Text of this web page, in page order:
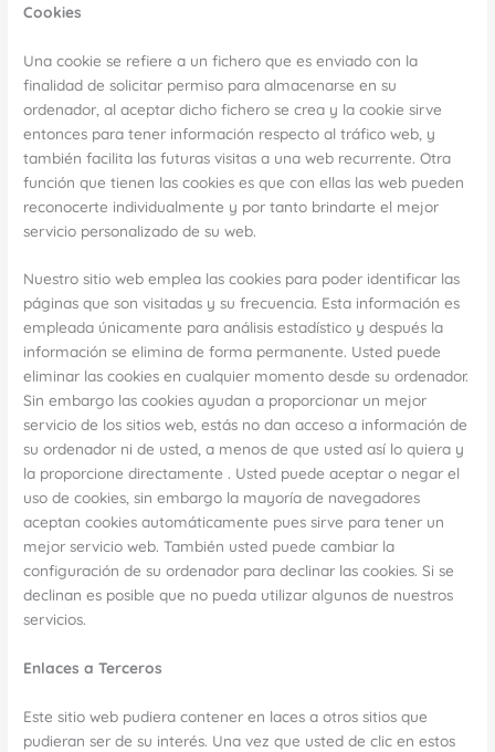
Cookies
Una cookie se refiere a un fichero que es enviado con la
finalidad de solicitar permiso para almacenarse en su
ordenador, al aceptar dicho fichero se crea y la cookie sirve
entonces para tener información respecto al tráfico web, y
también facilita las futuras visitas a una web recurrente. Otra
función que tienen las cookies es que con ellas las web pueden
reconocerte individualmente y por tanto brindarte el mejor
servicio personalizado de su web.
Nuestro sitio web emplea las cookies para poder identificar las
páginas que son visitadas y su frecuencia. Esta información es
empleada únicamente para análisis estadístico y después la
información se elimina de forma permanente. Usted puede
eliminar las cookies en cualquier momento desde su ordenador.
Sin embargo las cookies ayudan a proporcionar un mejor
servicio de los sitios web, estás no dan acceso a información de
su ordenador ni de usted, a menos de que usted así lo quiera y
la proporcione directamente . Usted puede aceptar o negar el
uso de cookies, sin embargo la mayoría de navegadores
aceptan cookies automáticamente pues sirve para tener un
mejor servicio web. También usted puede cambiar la
configuración de su ordenador para declinar las cookies. Si se
declinan es posible que no pueda utilizar algunos de nuestros
servicios.
Enlaces a Terceros
Este sitio web pudiera contener en laces a otros sitios que
pudieran ser de su interés. Una vez que usted de clic en estos